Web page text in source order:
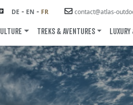
DE - EN - FR contact@atlas-
TREKS & AVENTURES